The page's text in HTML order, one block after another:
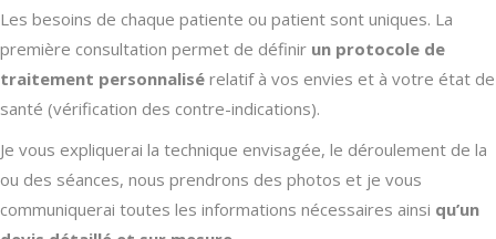
Les besoins de chaque patiente ou patient sont uniques. La
première consultation permet de définir un protocole de
traitement personnalisé relatif à vos envies et à votre état de
santé (vérification des contre-indications).
Je vous expliquerai la technique envisagée, le déroulement de la
ou des séances, nous prendrons des photos et je vous
communiquerai toutes les informations nécessaires ainsi qu’un